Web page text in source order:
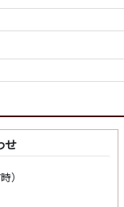
せ
）